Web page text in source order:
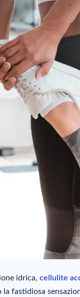
idrica, cellulite
fastidiosa